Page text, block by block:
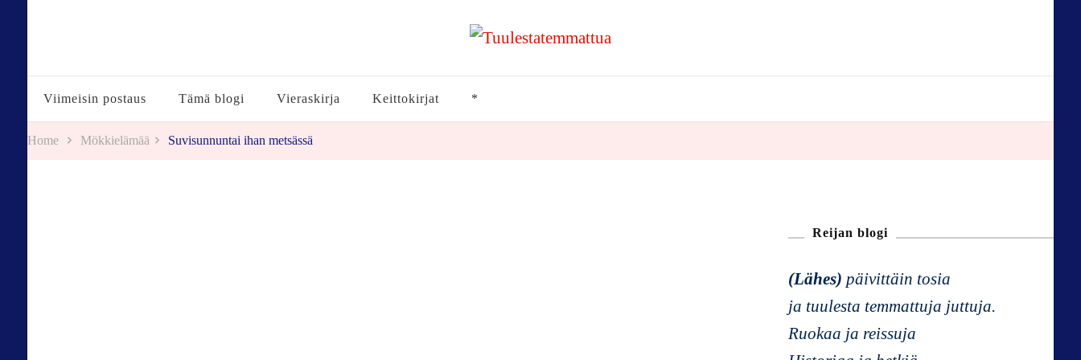
Tuulestatemmattua
Viimeisin postaus Tämä blogi Vieraskirja Keittokirjat *
Home Mökkielämää Suvisunnuntai ihan metsässä
Reijan blogi
(Lähes) päivittäin tosia
ja tuulesta temmattuja juttuja.
Ruokaa ja reissuja